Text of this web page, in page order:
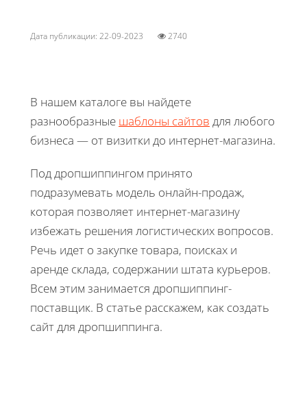
Дата публикации: 22-09-2023 2740
В нашем каталоге вы найдете
разнообразные шаблоны сайтов для любого
бизнеса — от визитки до интернет-магазина.
Под дропшиппингом принято
подразумевать модель онлайн-продаж,
которая позволяет интернет-магазину
избежать решения логистических вопросов.
Речь идет о закупке товара, поисках и
аренде склада, содержании штата курьеров.
Всем этим занимается дропшиппинг-
поставщик. В статье расскажем, как создать
сайт для дропшиппинга.